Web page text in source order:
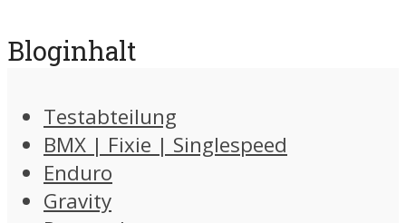
Bloginhalt
Testabteilung
BMX | Fixie | Singlespeed
Enduro
Gravity